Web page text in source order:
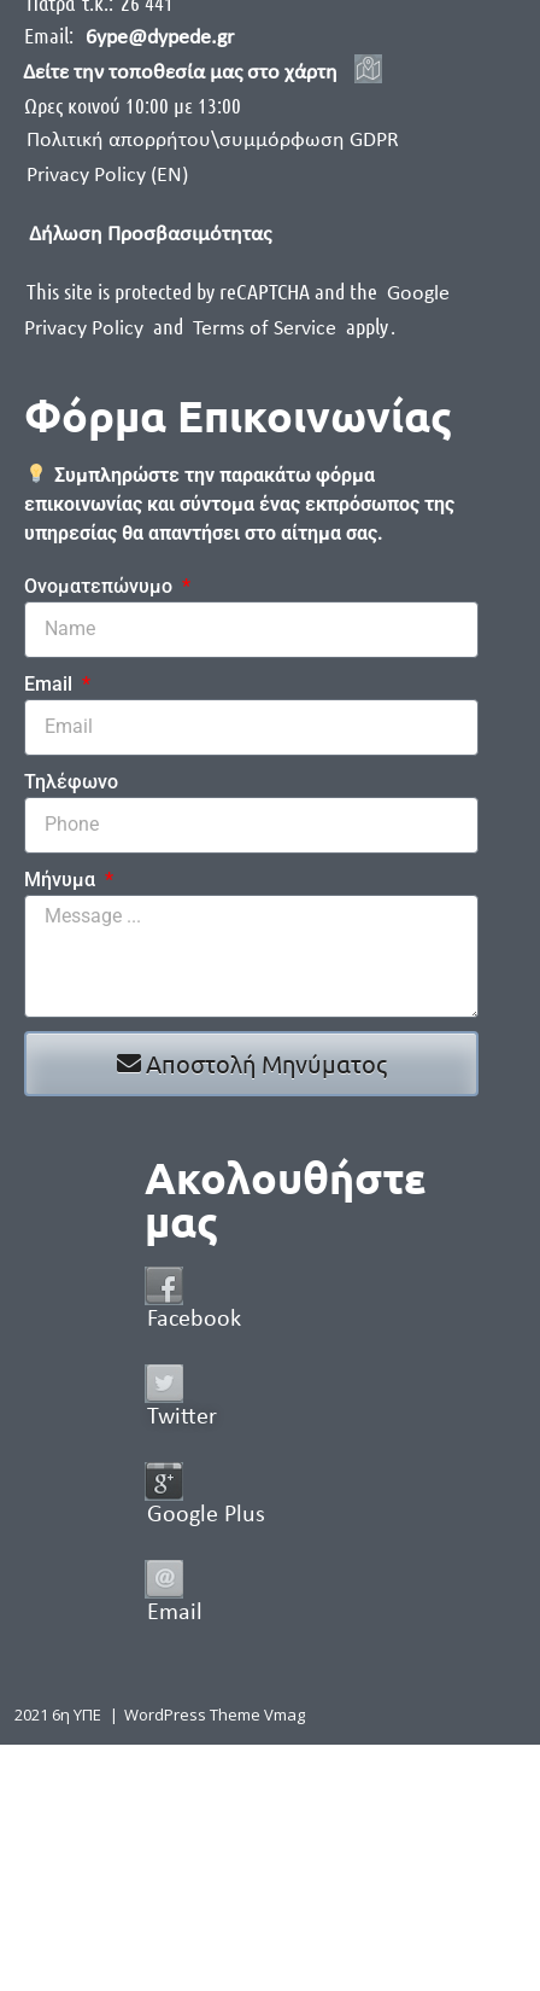
Email:
6ype@dypede.gr
Δείτε την τοποθεσία μας στο χάρτη
Ωρες κοινού 10:00 με 13:00
Πολιτική απορρήτου\συμμόρφωση GDPR
Privacy Policy (EN)
Δήλωση Προσβασιμότητας
This site is protected by reCAPTCHA and the Google
Privacy Policy and Terms of Service apply.
Φόρμα Επικοινωνίας
Συμπληρώστε την παρακάτω φόρμα
επικοινωνίας και σύντομα ένας εκπρόσωπος της
υπηρεσίας θα απαντήσει στο αίτημα σας.
Ονοματεπώνυμο
Email
Τηλέφωνο
Μήνυμα
Αποστολή Μηνύματος
Ακολουθήστε
μας
Facebook
Twitter
Google Plus
Email
2021 6η ΥΠΕ | WordPress Theme Vmag